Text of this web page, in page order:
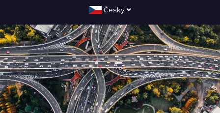
Česky